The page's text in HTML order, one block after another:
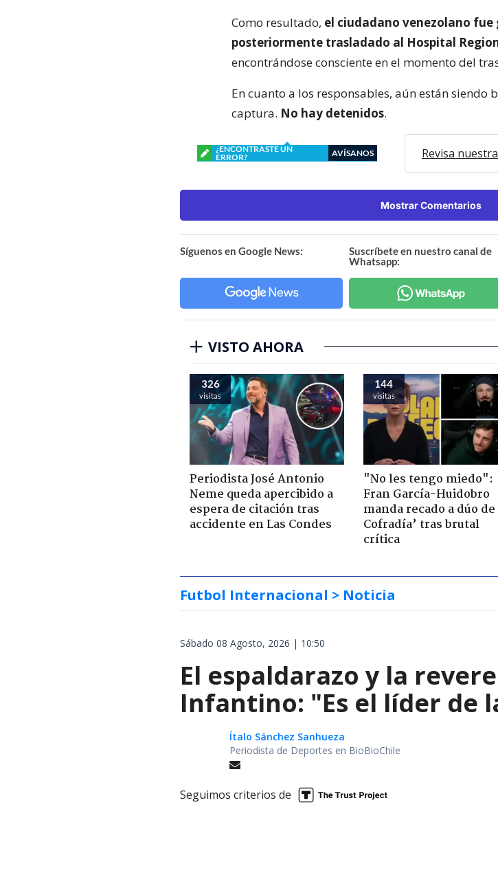
Como resultado, el ciudadano venezolano
posteriormente trasladado al Hospital
encontrándose consciente en el momento del
En cuanto a los responsables, aún están siendo
captura. No hay detenidos.
¿ENCONTRASTE UN
ERROR?
AVÍSANOS Revisa
Mostrar Comentarios
Síguenos en Google News:
Suscríbete en nuestro canal de
Whatsapp:
VISTO AHORA
326
visitas
Periodista José Antonio
Neme queda apercibido a
espera de citación tras
accidente en Las Condes
144
visitas
"No les tengo miedo":
Fran García-Huidobro
manda recado a dúo de
Cofradía’ tras brutal
crítica
Futbol Internacional > Noticia
Sábado 08 Agosto, 2026 | 10:50
El espaldarazo y la
Infantino: "Es el líder
Ítalo Sánchez Sanhueza
Periodista de Deportes en BioBioChile
Seguimos criterios de